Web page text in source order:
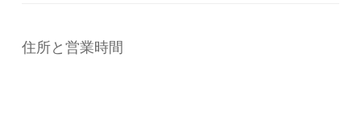
住所と営業時間